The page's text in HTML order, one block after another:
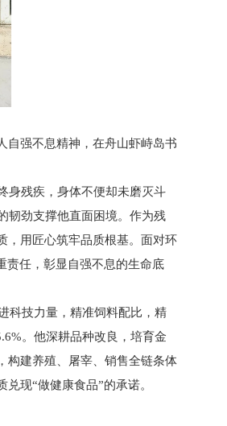
自强不息精神，在舟山虾峙岛书
身残疾，身体不便却未磨灭斗
韧劲支撑他直面困境。作为残
，用匠心筑牢品质根基。面对环
责任，彰显自强不息的生命底
科技力量，精准饲料配比，精
。他深耕品种改良，培育金
构建养殖、屠宰、销售全链条体
现“做健康食品”的承诺。